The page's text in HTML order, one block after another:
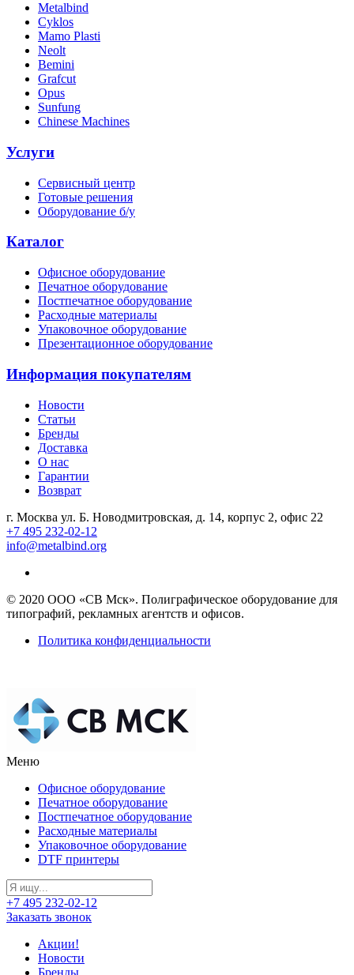
Metalbind
Cyklos
Mamo Plasti
Neolt
Bemini
Grafcut
Opus
Sunfung
Chinese Machines
Услуги
Сервисный центр
Готовые решения
Оборудование б/у
Каталог
Офисное оборудование
Печатное оборудование
Постпечатное оборудование
Расходные материалы
Упаковочное оборудование
Презентационное оборудование
Информация покупателям
Новости
Статьи
Бренды
Доставка
О нас
Гарантии
Возврат
г. Москва ул. Б. Новодмитровская, д. 14, корпус 2, офис 22
+7 495 232-02-12
info@metalbind.org
© 2020 ООО «СВ Мск». Полиграфическое оборудование для
типографий, рекламных агентств и офисов.
Политика конфиденциальности
Меню
Офисное оборудование
Печатное оборудование
Постпечатное оборудование
Расходные материалы
Упаковочное оборудование
DTF принтеры
+7 495 232-02-12
Заказать звонок
Акции!
Новости
Бренды